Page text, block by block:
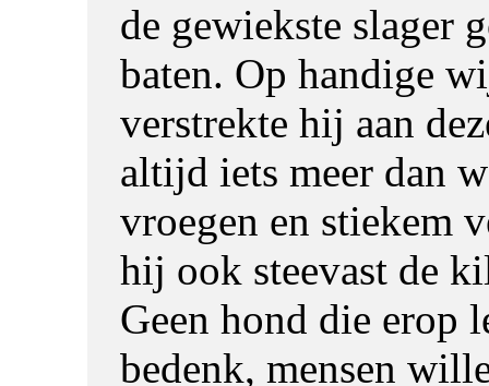
de gewiekste slager
baten. Op handige
verstrekte hij aan
altijd iets meer dan
vroegen en stiekem
hij ook steevast de
Geen hond die erop
bedenk, mensen